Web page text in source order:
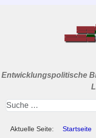
Entwicklungspolitische
Aktuelle Seite: Startseite